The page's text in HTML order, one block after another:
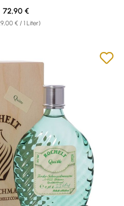
€ / 1 Liter)
Regulärer Preis:
72,90 €